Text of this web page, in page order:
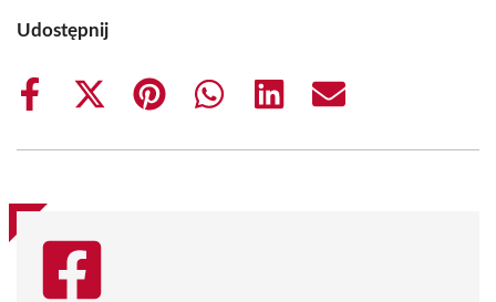
Udostępnij
Share
Share
(Twitter)
Share
Share
Share
Share